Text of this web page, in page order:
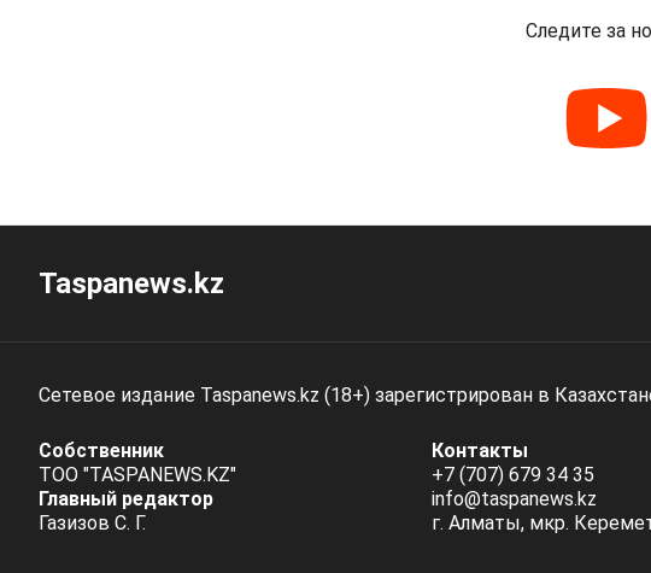
Следите за
Taspanews.kz
Сетевое издание Taspanews.kz (18+) зарегистрирован в
Собственник
ТОО "TASPANEWS.KZ"
Главный редактор
Газизов С. Г.
Контакты
+7 (707) 679 34 35
info@taspanews.kz
г. Алматы, мкр.